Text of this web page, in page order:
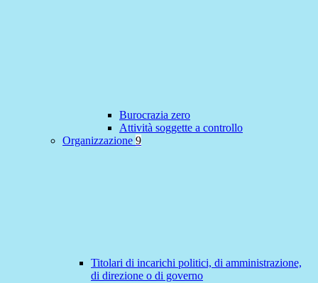
Burocrazia zero
Attività soggette a controllo
Organizzazione 9
Titolari di incarichi politici, di amministrazione,
di direzione o di governo